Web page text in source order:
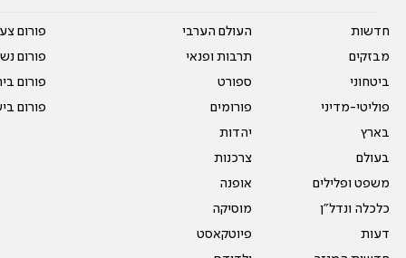
חדשות
מבזקים
ביטחוני
פוליטי-מדיני
בארץ
בעולם
משפט ופלילים
כלכלה ונדל"ן
דעות
העולם הערבי
תרבות ופנאי
ספורט
פורומים
יהדות
צרכנות
אופנה
מוסיקה
פיוטקאסט
פורום
פורום
פורום
פורום